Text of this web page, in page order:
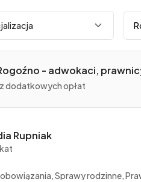
- adwokaci,
dodatkowych opłat
Rupniak
Sprawy rodzinne,